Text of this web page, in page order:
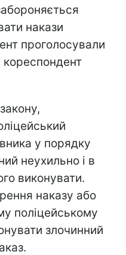
накази
проголосували
у порядку
неухильно і в
виконувати.
наказу або
поліцейському
злочинний